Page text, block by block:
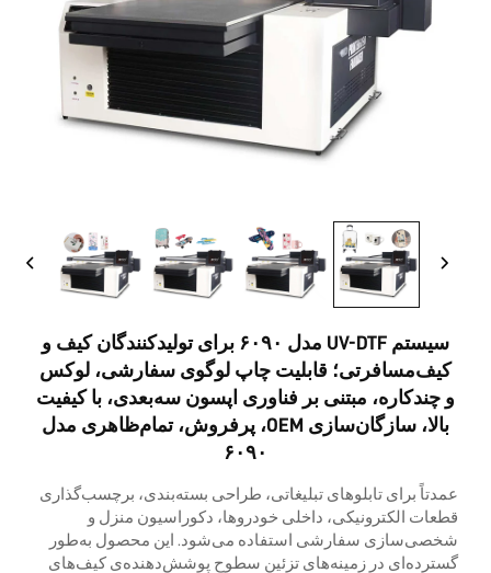
سیستم UV-DTF مدل ۶۰۹۰ برای تولیدکنندگان کیف و
کیف‌مسافرتی؛ قابلیت چاپ لوگوی سفارشی، لوکس
و چندکاره، مبتنی بر فناوری اپسون سه‌بعدی، با کیفیت
بالا، سازگان‌سازی OEM، پرفروش، تمام‌ظاهری مدل
۶۰۹۰
عمدتاً برای تابلوهای تبلیغاتی، طراحی بسته‌بندی، برچسب‌گذاری
قطعات الکترونیکی، داخلی خودروها، دکوراسیون منزل و
شخصی‌سازی سفارشی استفاده می‌شود. این محصول به‌طور
گسترده‌ای در زمینه‌های تزئین سطوح پوشش‌دهنده‌ی کیف‌های